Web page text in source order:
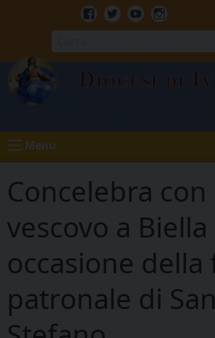
Facebook
TwitterYoutubeInstagram
Diocesi di
Menu
Concelebra con
vescovo a Biella
occasione della
patronale di